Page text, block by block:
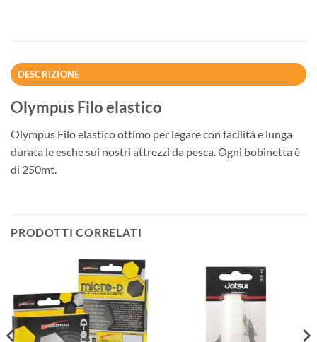
DESCRIZIONE
Olympus Filo elastico
Olympus Filo elastico ottimo per legare con facilità e lunga
durata le esche sui nostri attrezzi da pesca. Ogni bobinetta è
di 250mt.
PRODOTTI CORRELATI